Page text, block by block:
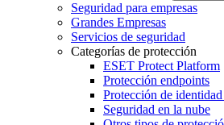
Seguridad para empresas
Grandes Empresas
Servicios de seguridad
Categorías de protección
ESET Protect Platform
Protección endpoints
Protección de
Seguridad en la nube